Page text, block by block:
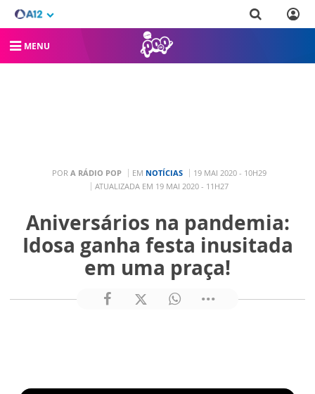
MENU
POR A RÁDIO POP EM NOTÍCIAS
19 MAI 2020 - 10H29
ATUALIZADA EM 19 MAI 2020 - 11H27
Aniversários na pandemia:
Idosa ganha festa inusitada
em uma praça!